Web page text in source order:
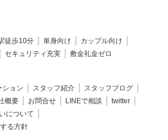
徒歩10分 単身向け
カップル向け
セキュリティ充実 敷金礼金ゼロ
ション スタッフ紹介
スタッフブログ
概要 お問合せ LINEで相談
twitter
について
る方針